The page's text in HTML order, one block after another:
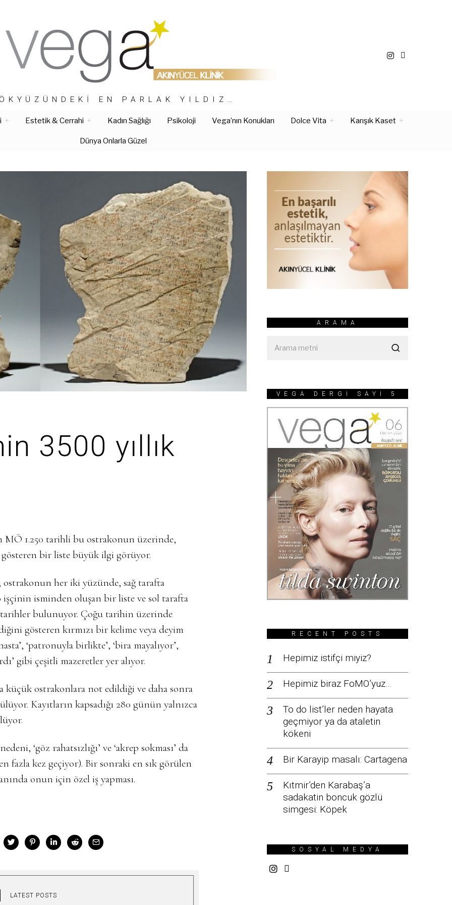
EN PARLAK YILDIZ…
Estetik & Cerrahi Kadın Sağlığı Psikoloji Vega’nın Konukları Dolce Vita Karışık Kaset
Dünya Onlarla Güzel
3500 yıllık
MÖ 1.250 tarihli bu ostrakonun üzerinde,
bir liste büyük ilgi görüyor.
ostrakonun her iki yüzünde, sağ tarafta
isminden oluşan bir liste ve sol tarafta
tarihler bulunuyor. Çoğu tarihin üzerinde
gösteren kırmızı bir kelime veya deyim
‘patronuyla birlikte’, ‘bira mayalıyor’,
gibi çeşitli mazeretler yer alıyor.
küçük ostrakonlara not edildiği ve daha sonra
Kayıtların kapsadığı 280 günün yalnızca
‘göz rahatsızlığı’ ve ‘akrep sokması’ da
fazla kez geçiyor). Bir sonraki en sık görülen
onun için özel iş yapması.
LATEST POSTS
ARAMA
VEGA DERGİ SAYI 5
RECENT POSTS
Hepimiz istifçi miyiz?
Hepimiz biraz FoMO’yuz…
To do list’ler neden hayata
geçmiyor ya da ataletin
kökeni
Bir Karayip masalı: Cartagena
Kıtmir’den Karabaş’a
sadakatin boncuk gözlü
simgesi: Köpek
SOSYAL MEDYA